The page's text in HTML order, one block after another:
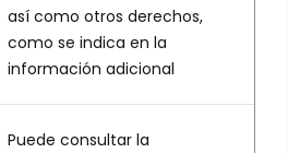
así como otros derechos,
como se indica en la
información adicional
Puede consultar la